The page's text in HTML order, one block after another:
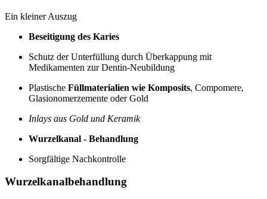
Ein kleiner Auszug
Beseitigung des Karies
Schutz der Unterfüllung durch Überkappung mit
Medikamenten zur Dentin-Neubildung
Plastische Füllmaterialien wie Komposits, Compomere,
Glasionomerzemente oder Gold
Inlays aus Gold und Keramik
Wurzelkanal - Behandlung
Sorgfältige Nachkontrolle
Wurzelkanalbehandlung